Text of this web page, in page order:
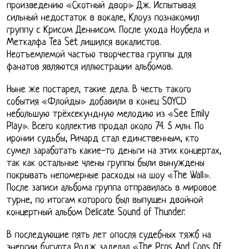
произведению «Скотный двор» Дж. Испытывая
сильный недостаток в вокале, Клоуз познакомил
группу с Крисом Деннисом. После ухода Ноубела и
Меткалфа Tea Set лишился вокалистов.
Неотъемлемой частью творчества группы для
фанатов являются иллюстрации альбомов.
Ныне же постарел, такие дела. В честь такого
события «Флойды» добавили в конец SOYCD
небольшую трёхсекундную мелодию из «See Emily
Play». Всего коллектив продал около 74. 5 млн. По
иронии судьбы, Ричард стал единственным, кто
сумел заработать какие-то деньги на этих концертах,
так как остальные члены группы были вынуждены
покрывать непомерные расходы на шоу «The Wall».
После записи альбома группа отправилась в мировое
турне, по итогам которого был выпущен двойной
концертный альбом Delicate Sound of Thunder.
В последующие пять лет опосля судебных тяжб на